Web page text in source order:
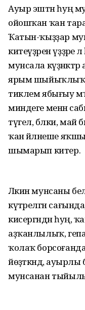
Ауыр эштән һуң
ойошҡан ҡан
Ҡатын-ҡыҙҙар
китеүҙәрен үҙҙәре
мунсала
ярым шыйыҡлыҡ
тиклем ябығыу
миндеге менән
түгел, бәлки, май
ҡан әйләнеше
шымарып китер.
Ләкин мунсаны
күтәрелгән
кисергәндән һуң,
аҙҡанлылыҡ,
ҡолаҡ
йөҙәткәндә,
мунсанан